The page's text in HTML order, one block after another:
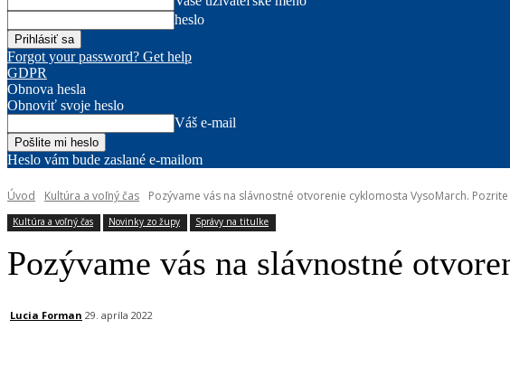
heslo
Forgot your password? Get help
GDPR
Obnova hesla
Obnoviť svoje heslo
Váš e-mail
Heslo vám bude zaslané e-mailom
Úvod Kultúra a voľný čas Pozývame vás na slávnostné otvorenie cyklomosta VysoMarch.
Kultúra a voľný čas Novinky zo župy Správy na titulke
Pozývame vás na slávnostné
Lucia Forman 29. apríla 2022